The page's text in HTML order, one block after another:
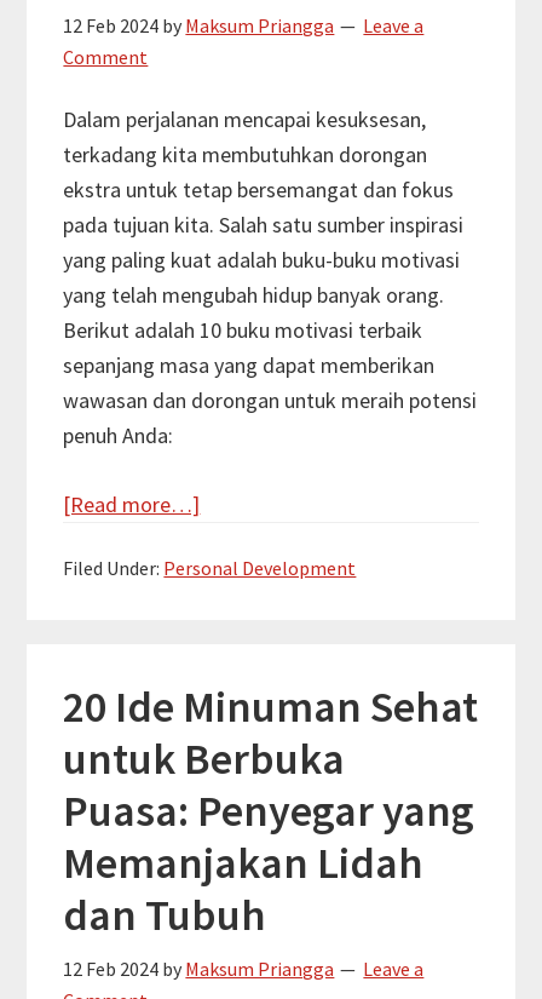
12 Feb 2024 by Maksum Priangga
Leave a
Comment
Dalam perjalanan mencapai kesuksesan,
terkadang kita membutuhkan dorongan
ekstra untuk tetap bersemangat dan fokus
pada tujuan kita. Salah satu sumber inspirasi
yang paling kuat adalah buku-buku motivasi
yang telah mengubah hidup banyak orang.
Berikut adalah 10 buku motivasi terbaik
sepanjang masa yang dapat memberikan
wawasan dan dorongan untuk meraih potensi
penuh Anda:
[Read more…]
Buku
Masa
untuk
Menginspirasi
dan
Mendorong
Kesuksesan
Filed Under: Personal Development
20 Ide Minuman Sehat
untuk Berbuka
Puasa: Penyegar yang
Memanjakan Lidah
dan Tubuh
12 Feb 2024 by Maksum Priangga
Leave a